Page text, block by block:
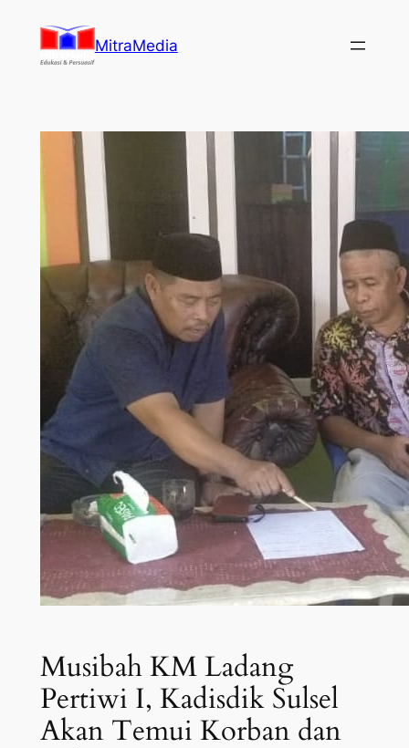
konten
MitraMedia
Musibah KM Ladang
Pertiwi I, Kadisdik Sulsel
Akan Temui Korban dan